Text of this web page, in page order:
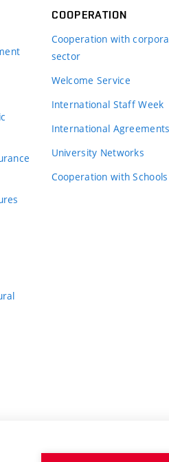
COOPERATION
Cooperation with
sector
Welcome Service
International Staff Week
International Agreements
University Networks
Cooperation with Schools